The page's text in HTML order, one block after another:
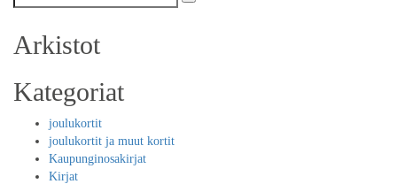
for:
Arkistot
Kategoriat
joulukortit
joulukortit ja muut kortit
Kaupunginosakirjat
Kirjat